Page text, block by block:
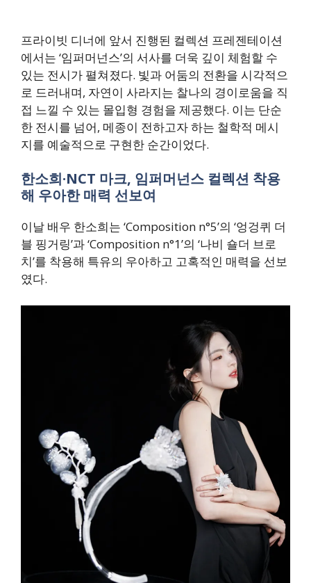
프라이빗 디너에 앞서 진행된 컬렉션 프레젠테이션
에서는 ‘임퍼머넌스’의 서사를 더욱 깊이 체험할 수
있는 전시가 펼쳐졌다. 빛과 어둠의 전환을 시각적으
로 드러내며, 자연이 사라지는 찰나의 경이로움을 직
접 느낄 수 있는 몰입형 경험을 제공했다. 이는 단순
한 전시를 넘어, 메종이 전하고자 하는 철학적 메시
지를 예술적으로 구현한 순간이었다.
한소희·NCT 마크, 임퍼머넌스 컬렉션 착용
해 우아한 매력 선보여
이날 배우 한소희는 ‘Composition n°5’의 ‘엉겅퀴 더
블 핑거링’과 ‘Composition n°1’의 ‘나비 숄더 브로
치’를 착용해 특유의 우아하고 고혹적인 매력을 선보
였다.